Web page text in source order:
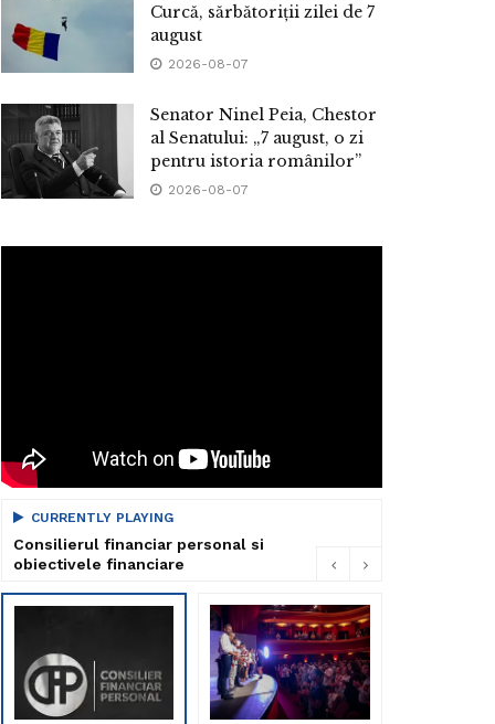
Curcă, sărbătoriții zilei de 7
august
2026-08-07
Senator Ninel Peia, Chestor
al Senatului: „7 august, o zi
pentru istoria românilor”
2026-08-07
CURRENTLY PLAYING
Consilierul financiar personal si
obiectivele financiare